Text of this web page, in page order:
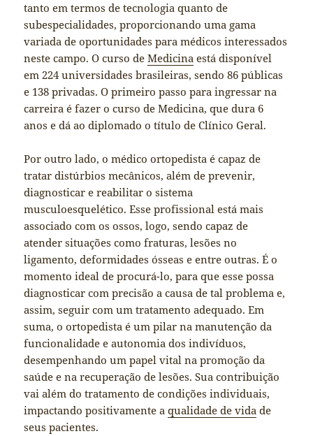
tanto em termos de tecnologia quanto de
subespecialidades, proporcionando uma gama
variada de oportunidades para médicos interessados
neste campo. O curso deMedicina está disponível
em 224 universidades brasileiras, sendo 86 públicas
e 138 privadas. O primeiro passo para ingressar na
carreira é fazer o curso de Medicina, que dura 6
anos e dá ao diplomado o título de Clínico Geral.
Por outro lado, o médico ortopedista é capaz de
tratar distúrbios mecânicos, além de prevenir,
diagnosticar e reabilitar o sistema
musculoesquelético. Esse profissional está mais
associado com os ossos, logo, sendo capaz de
atender situações como fraturas, lesões no
ligamento, deformidades ósseas e entre outras. É o
momento ideal de procurá-lo, para que esse possa
diagnosticar com precisão a causa de tal problema e,
assim, seguir com um tratamento adequado. Em
suma, o ortopedista é um pilar na manutenção da
funcionalidade e autonomia dos indivíduos,
desempenhando um papel vital na promoção da
saúde e na recuperação de lesões. Sua contribuição
vai além do tratamento de condições individuais,
impactando positivamente aqualidade de vida de
seus pacientes.